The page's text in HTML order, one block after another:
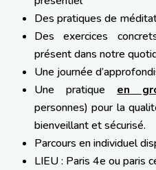
Des pratiques de
Des exercices
présent dans notre
Une journée
Une pratique en
personnes) pour la
bienveillant et sécurisé.
Parcours en individuel
LIEU : Paris 4e ou paris